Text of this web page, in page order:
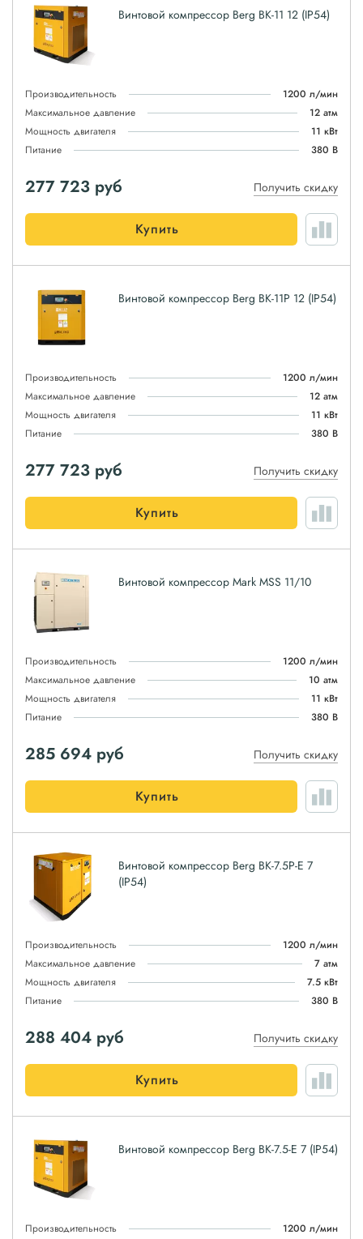
Винтовой компрессор Berg ВК-11 12 (IP54)
Производительность
1200 л/мин
Максимальное давление
12 атм
Мощность двигателя
11 кВт
Питание
380 В
277 723 руб Получить скидку
Купить
Винтовой компрессор Berg ВК-11Р 12 (IP54)
Производительность
1200 л/мин
Максимальное давление
12 атм
Мощность двигателя
11 кВт
Питание
380 В
277 723 руб Получить скидку
Купить
Винтовой компрессор Mark MSS 11/10
Производительность
1200 л/мин
Максимальное давление
10 атм
Мощность двигателя
11 кВт
Питание
380 В
285 694 руб Получить скидку
Купить
Винтовой компрессор Berg ВК-7.5Р-E 7
(IP54)
Производительность
1200 л/мин
Максимальное давление
7 атм
Мощность двигателя
7.5 кВт
Питание
380 В
288 404 руб Получить скидку
Купить
Винтовой компрессор Berg ВК-7.5-E 7 (IP54)
Производительность
1200 л/мин